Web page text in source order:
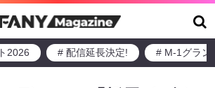
2026 # 配信延長決定! # M-1グラン